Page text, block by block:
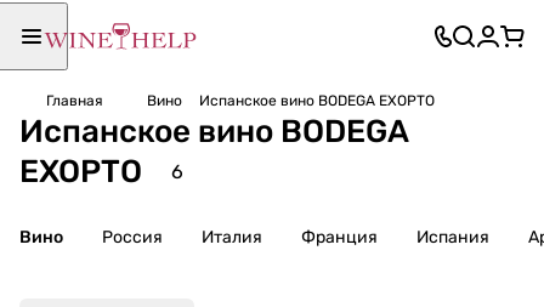
Главная Вино Испанское вино BODEGA EXOPTO
Испанское вино BODEGA
EXOPTO
6
Вино Россия Италия Франция Испания